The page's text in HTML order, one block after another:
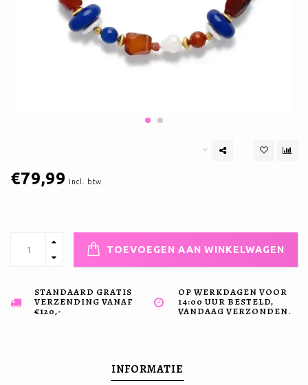
€79,99 Incl. btw
TOEVOEGEN AAN WINKELWAGEN
STANDAARD GRATIS
VERZENDING VANAF
€120,-
OP WERKDAGEN VOOR
14:00 UUR BESTELD,
VANDAAG VERZONDEN.
INFORMATIE